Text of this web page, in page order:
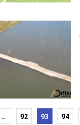
… 92 93 94